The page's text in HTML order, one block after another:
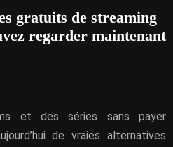
gratuits de streaming
regarder maintenant
et des séries sans payer
de vraies alternatives